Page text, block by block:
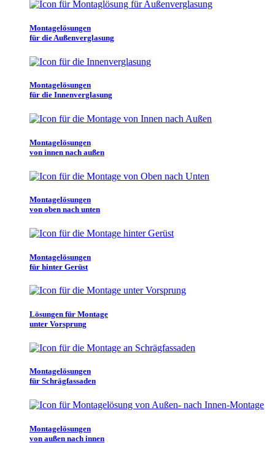
Montagelösungen
für die Außenverglasung
Montagelösungen
für die Innenverglasung
Montagelösungen
von innen nach außen
Montagelösungen
von oben nach unten
Montagelösungen
für hinter Gerüst
Lösungen für Montage
unter Vorsprung
Montagelösungen
für Schrägfassaden
Montagelösungen
von außen nach innen